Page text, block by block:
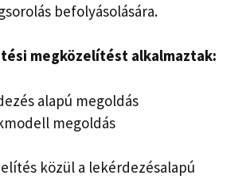
befolyásolására.
megközelítést alkalmaztak:
alapú megoldás
megoldás
közül a lekérdezésalapú